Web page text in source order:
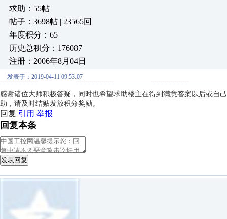
求助：55帖
帖子：3698帖 | 23565回
年度积分：65
历史总积分：176087
注册：2006年8月04日
发表于：2019-04-11 09:53:07
感谢诸位大师积极答疑，同时也希望求助楼主在得到满意答案以后或自
助，请及时结贴发放积分奖励。
回复 引用 举报
回复本条
发表回复